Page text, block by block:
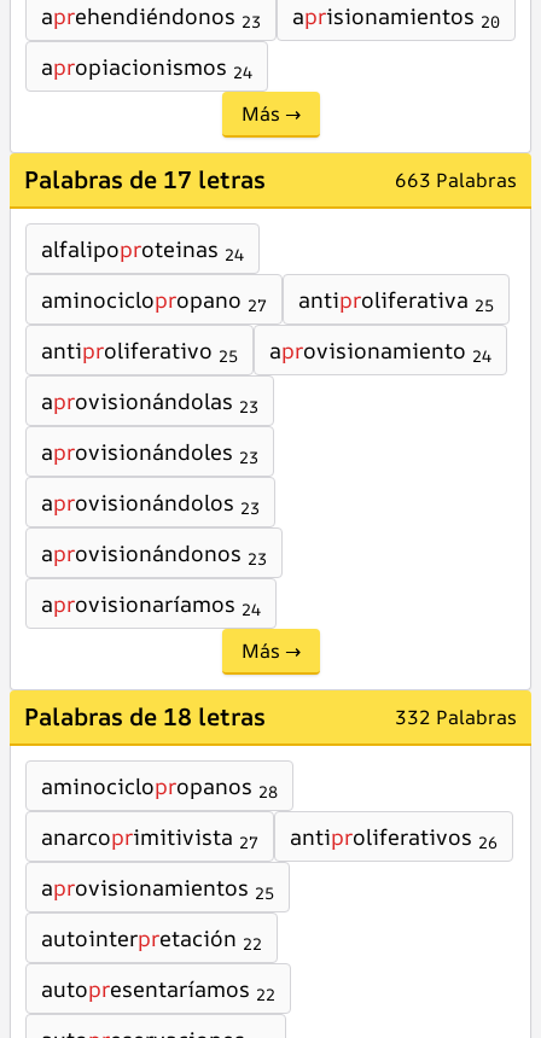
aprehendiéndonos 23 aprisionamientos 20
apropiacionismos 24
Más →
Palabras de 17 letras 663 Palabras
alfalipoproteinas 24
aminociclopropano 27 antiproliferativa 25
antiproliferativo 25 aprovisionamiento 24
aprovisionándolas 23
aprovisionándoles 23
aprovisionándolos 23
aprovisionándonos 23
aprovisionaríamos 24
Más →
Palabras de 18 letras 332 Palabras
aminociclopropanos 28
anarcoprimitivista 27 antiproliferativos 26
aprovisionamientos 25
autointerpretación 22
autopresentaríamos 22